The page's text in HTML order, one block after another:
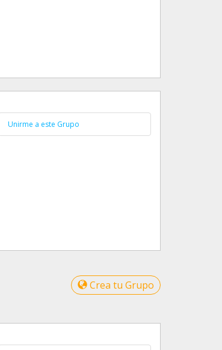
Unirme a este Grupo
Crea tu Grupo